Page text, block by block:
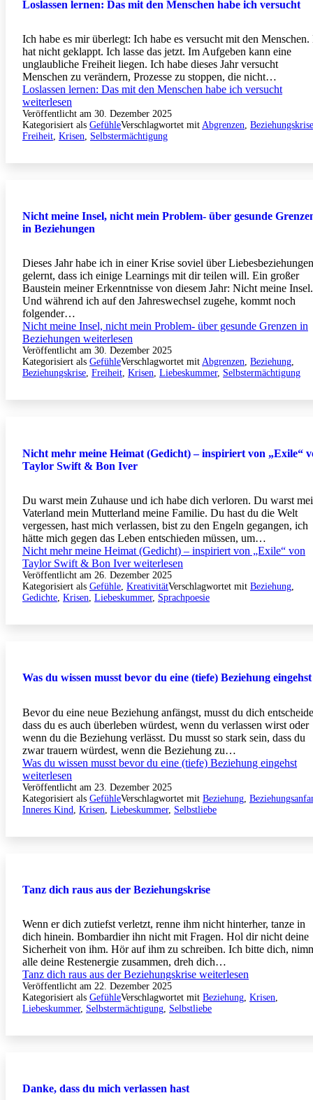
Loslassen lernen: Das mit den Menschen habe ich versucht
Ich habe es mir überlegt: Ich habe es versucht mit den Menschen.
hat nicht geklappt. Ich lasse das jetzt. Im Aufgeben kann eine
unglaubliche Freiheit liegen. Ich habe dieses Jahr versucht
Menschen zu verändern, Prozesse zu stoppen, die nicht…
Loslassen lernen: Das mit den Menschen habe ich versucht
weiterlesen
Veröffentlicht am 30. Dezember 2025
Kategorisiert als GefühleVerschlagwortet mit Abgrenzen Beziehungskrise
Freiheit Krisen Selbstermächtigung
Nicht meine Insel, nicht mein Problem- über gesunde
in Beziehungen
Dieses Jahr habe ich in einer Krise soviel über Liebesbeziehungen
gelernt, dass ich einige Learnings mit dir teilen will. Ein großer
Baustein meiner Erkenntnisse von diesem Jahr: Nicht meine Insel.
Und während ich auf den Jahreswechsel zugehe, kommt noch
folgender…
Nicht meine Insel, nicht mein Problem- über gesunde Grenzen in
Beziehungen weiterlesen
Veröffentlicht am 30. Dezember 2025
Kategorisiert als GefühleVerschlagwortet mit Abgrenzen, Beziehung,
Beziehungskrise, Freiheit, Krisen, Liebeskummer, Selbstermächtigung
Nicht mehr meine Heimat (Gedicht) – inspiriert von „Exile“
Taylor Swift & Bon Iver
Du warst mein Zuhause und ich habe dich verloren. Du warst
Vaterland mein Mutterland meine Familie. Du hast du die Welt
vergessen, hast mich verlassen, bist zu den Engeln gegangen, ich
hätte mich gegen das Leben entschieden müssen, um…
Nicht mehr meine Heimat (Gedicht) – inspiriert von „Exile“ von
Taylor Swift & Bon Iverweiterlesen
Veröffentlicht am 26. Dezember 2025
Kategorisiert als Gefühle, KreativitätVerschlagwortet mit Beziehung,
Gedichte, Krisen, Liebeskummer, Sprachpoesie
Was du wissen musst bevor du eine (tiefe) Beziehung eingehst
Bevor du eine neue Beziehung anfängst, musst du dich
dass du es auch überleben würdest, wenn du verlassen wirst oder
wenn du die Beziehung verlässt. Du musst so stark sein, dass du
zwar trauern würdest, wenn die Beziehung zu…
Was du wissen musst bevor du eine (tiefe) Beziehung eingehst
weiterlesen
Veröffentlicht am 23. Dezember 2025
Kategorisiert als GefühleVerschlagwortet mit Beziehung
Inneres Kind Krisen Liebeskummer, Selbstliebe
Tanz dich raus aus der Beziehungskrise
Wenn er dich zutiefst verletzt, renne ihm nicht hinterher, tanze in
dich hinein. Bombardier ihn nicht mit Fragen. Hol dir nicht deine
Sicherheit von ihm. Hör auf ihm zu schreiben. Ich bitte dich,
alle deine Restenergie zusammen, dreh dich…
Tanz dich raus aus der Beziehungskrise weiterlesen
Veröffentlicht am 22. Dezember 2025
Kategorisiert als GefühleVerschlagwortet mit Beziehung, Krisen,
Liebeskummer, Selbstermächtigung, Selbstliebe
Danke, dass du mich verlassen hast